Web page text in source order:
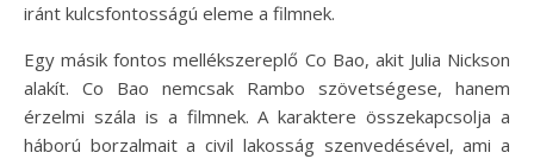
iránt kulcsfontosságú eleme a filmnek.
Egy másik fontos mellékszereplő Co Bao, akit Julia Nickson
alakít. Co Bao nemcsak Rambo szövetségese, hanem
érzelmi szála is a filmnek. A karaktere összekapcsolja a
háború borzalmait a civil lakosság szenvedésével, ami a